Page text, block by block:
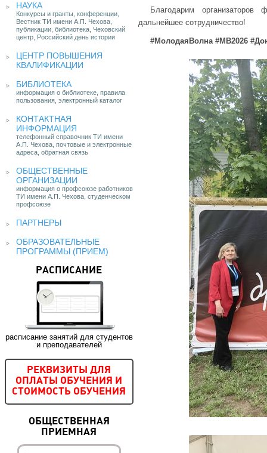
НАУКА
Конкурсы и гранты, конференции,
Вестник ТИ имени А.П. Чехова,
публикации, библиотека, Чеховский
центр, Российский день истории
ЦЕНТР ПОВЫШЕНИЯ
КВАЛИФИКАЦИИ
БИБЛИОТЕКА
информация о библиотеке, правила
пользования, электронный каталог
КОНТАКТНАЯ
ИНФОРМАЦИЯ
телефонный справочник ТИ имени
А.П. Чехова, почтовые и электронные
адреса, обратная связь
ОБЩЕСТВЕННЫЕ
ОРГАНИЗАЦИИ
информация о профсоюзе работников
ТИ имени А.П. Чехова, студенческом
профсоюзе
ПАРТНЕРЫ
ОБРАЗОВАТЕЛЬНЫЕ
ПРОГРАММЫ (ПРИЕМ)
РАСПИСАНИЕ
расписание занятий для студентов
и преподавателей
РЕКВИЗИТЫ ДЛЯ
ОПЛАТЫ ОБУЧЕНИЯ И
СТОИМОСТЬ ОБУЧЕНИЯ
ОБЩЕСТВЕННАЯ
ПРИЕМНАЯ
Благодарим
дальнейшее сотрудничество!
#МолодаяВолна #МВ2026